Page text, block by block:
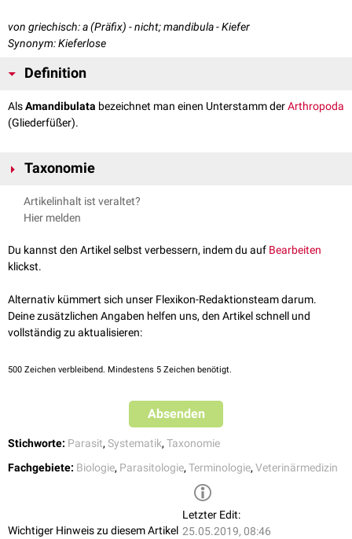
von griechisch: a (Präfix) - nicht; mandibula - Kiefer
Synonym: Kieferlose
Definition
AlsAmandibulata bezeichnet man einen Unterstamm derArthropoda
(Gliederfüßer).
Taxonomie
Der Unterstamm Amandibulata teilt sich in die Klassen
Merostomata
Pantopoda(Asselspinnen) auf.
Medizinisch
Artikelinhalt ist veraltet?
Hier melden
Du kannst den Artikel selbst verbessern, indem du auf Bearbeiten
klickst.
Alternativ kümmert sich unser Flexikon-Redaktionsteam darum.
Deine zusätzlichen Angaben helfen uns, den Artikel schnell und
vollständig zu aktualisieren:
500 Zeichen verbleibend. Mindestens 5 Zeichen benötigt.
Absenden
Stichworte: Parasit, Systematik, Taxonomie
Fachgebiete: Biologie, Parasitologie, Terminologie, Veterinärmedizin
Wichtiger Hinweis zu diesem Artikel
Letzter Edit:
25.05.2019, 08:46